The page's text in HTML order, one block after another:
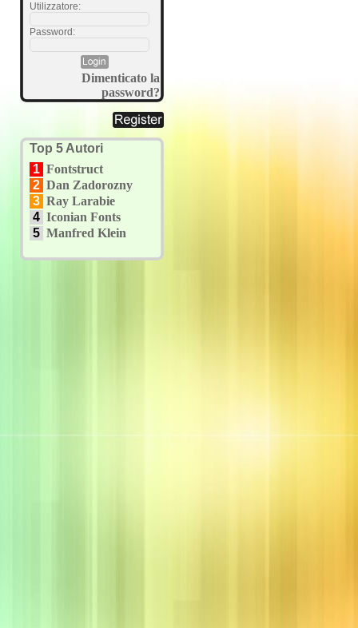
Utilizzatore:
Password:
Dimenticato la
password?
Top 5 Autori
1 Fontstruct
2 Dan Zadorozny
3 Ray Larabie
4 Iconian Fonts
5 Manfred Klein